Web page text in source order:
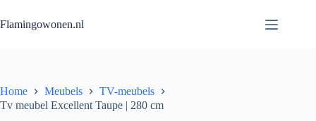
Flamingowonen.nl
Home Meubels
TV-meubels
Tv meubel Excellent Taupe | 280 cm